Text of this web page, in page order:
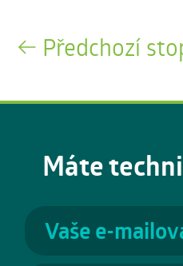
Předchozí
Máte